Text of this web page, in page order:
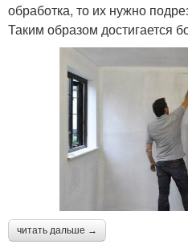
обработка, то их нужно
Таким образом достигается
читать дальше →